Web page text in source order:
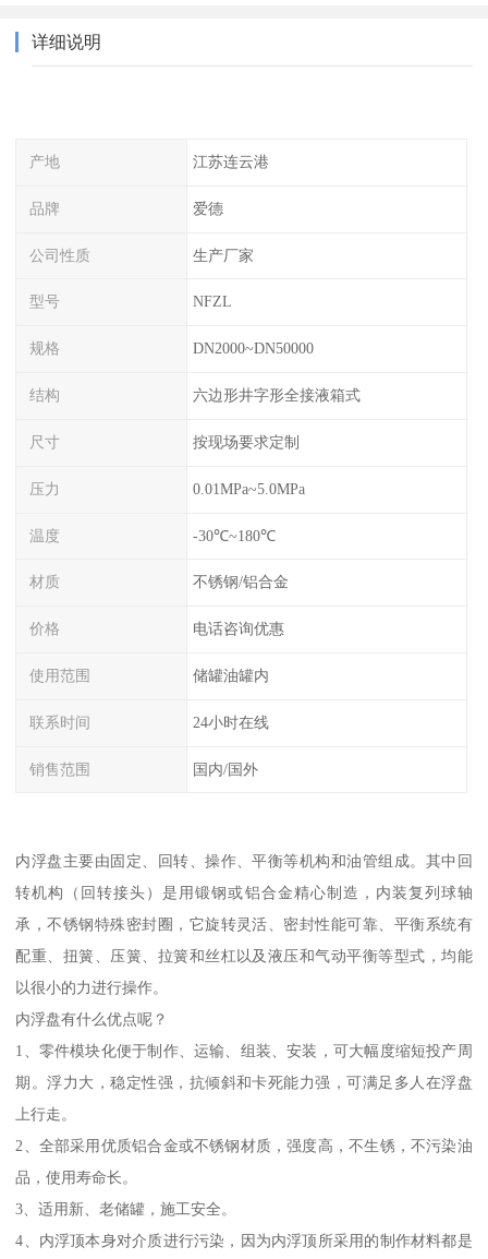
详细说明
产地 江苏连云港
品牌 爱德
公司性质 生产厂家
型号 NFZL
规格 DN2000~DN50000
结构 六边形井字形全接液箱式
尺寸 按现场要求定制
压力 0.01MPa~5.0MPa
温度 -30℃~180℃
材质 不锈钢/铝合金
价格 电话咨询优惠
使用范围 储罐油罐内
联系时间 24小时在线
销售范围 国内/国外
内浮盘主要由固定、回转、操作、平衡等机构和油管组成。其中回
转机构（回转接头）是用锻钢或铝合金精心制造，内装复列球轴
承，不锈钢特殊密封圈，它旋转灵活、密封性能可靠、平衡系统有
配重、扭簧、压簧、拉簧和丝杠以及液压和气动平衡等型式，均能
以很小的力进行操作。
内浮盘有什么优点呢？
1、零件模块化便于制作、运输、组装、安装，可大幅度缩短投产周
期。浮力大，稳定性强，抗倾斜和卡死能力强，可满足多人在浮盘
上行走。
2、全部采用优质铝合金或不锈钢材质，强度高，不生锈，不污染油
品，使用寿命长。
3、适用新、老储罐，施工安全。
4、内浮顶本身对介质进行污染，因为内浮顶所采用的制作材料都是